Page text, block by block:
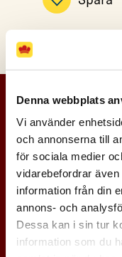
Denna webbplats
Vi använder
och annonserna till
för sociala medier
vidarebefordrar
information från din
annons- och
Dessa kan i sin tur
information som du